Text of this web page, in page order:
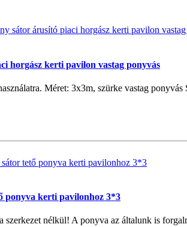
horgász kerti pavilon vastag ponyvás
Méret: 3x3m, szürke vastag
ponyva kerti pavilonhoz 3*3
szerkezet nélkül! A ponyva az általunk is